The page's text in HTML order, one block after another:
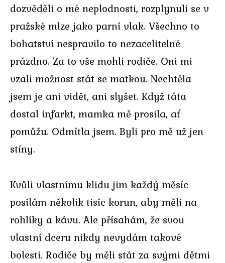
dozvěděli o mé neplodnosti, rozplynuli se v
pražské mlze jako parní vlak. Všechno to
bohatství nespravilo to nezacelitelné
prázdno. Za to vše mohli rodiče. Oni mi
vzali možnost stát se matkou. Nechtěla
jsem je ani vidět, ani slyšet. Když táta
dostal infarkt, mamka mě prosila, ať
pomůžu. Odmítla jsem. Byli pro mě už jen
stíny.
Kvůli vlastnímu klidu jim každý měsíc
posílám několik tisíc korun, aby měli na
rohlíky a kávu. Ale přísahám, že svou
vlastní dceru nikdy nevydám takové
bolesti. Rodiče by měli stát za svými dětmi